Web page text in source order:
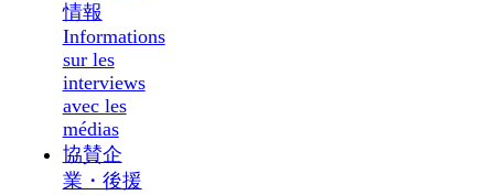
情報
Informations
sur les
interviews
avec les
médias
協賛企
業・後援